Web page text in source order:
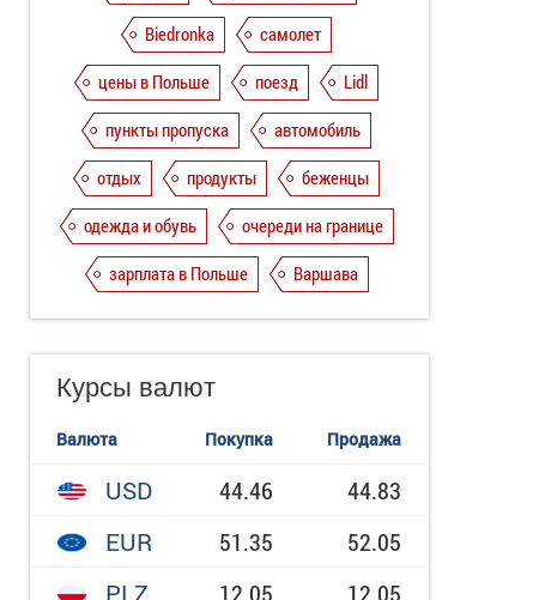
Biedronka
самолет
цены в Польше
поезд
Lidl
пункты пропуска
автомобиль
отдых
продукты
беженцы
одежда и обувь
очереди на границе
зарплата в Польше
Варшава
Курсы валют
Валюта Покупка Продажа
USD 44.46
44.83
EUR
51.35
52.05
PLZ
12.05 12.05